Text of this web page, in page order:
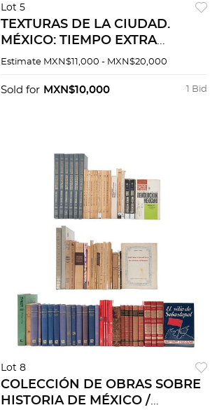
Lot 5
TEXTURAS DE LA CIUDAD.
MÉXICO: TIEMPO EXTRA
EDITORES, 2008 GILBERTO
CASTRO LEÑERO. 8 GRABADOS
Estimate MXN$11,000 - MXN$20,000
1 Bid
Sold for MXN$10,000
Lot 8
COLECCIÓN DE OBRAS SOBRE
HISTORIA DE MÉXICO /